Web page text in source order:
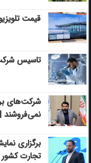
قیمت تلویزیون
تاسیس
شرکت‌های
نمی‌فروشند
برگزاری
تجارت